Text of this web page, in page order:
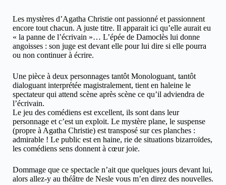
Les mystères d’Agatha Christie ont passionné et passionnent
encore tout chacun. A juste titre. Il apparait ici qu’elle aurait eu
« la panne de l’écrivain »… L’épée de Damoclès lui donne
angoisses : son juge est devant elle pour lui dire si elle pourra
ou non continuer à écrire.
Une pièce à deux personnages tantôt Monologuant, tantôt
dialoguant interprétée magistralement, tient en haleine le
spectateur qui attend scène après scène ce qu’il adviendra de
l’écrivain.
Le jeu des comédiens est excellent, ils sont dans leur
personnage et c’est un exploit. Le mystère plane, le suspense
(propre à Agatha Christie) est transposé sur ces planches :
admirable ! Le public est en haine, rie de situations bizarroïdes,
les comédiens sens donnent à cœur joie.
Dommage que ce spectacle n’ait que quelques jours devant lui,
alors allez-y au théâtre de Nesle vous m’en direz des nouvelles.